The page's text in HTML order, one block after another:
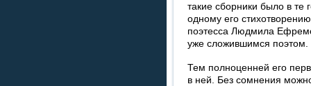
такие сборники было в те
одному его
поэтесса Людмила
уже сложившимся поэтом.
Тем полноценней его
в ней. Без сомнения